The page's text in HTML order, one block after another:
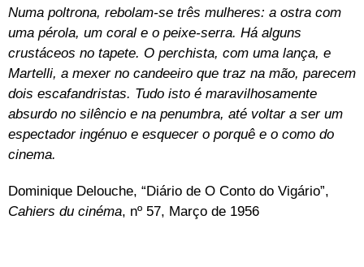
Numa poltrona, rebolam-se três mulheres: a ostra com
uma pérola, um coral e o peixe-serra. Há alguns
crustáceos no tapete. O perchista, com uma lança, e
Martelli, a mexer no candeeiro que traz na mão, parecem
dois escafandristas. Tudo isto é maravilhosamente
absurdo no silêncio e na penumbra, até voltar a ser um
espectador ingénuo e esquecer o porquê e o como do
cinema.
Dominique Delouche, “Diário de O Conto do Vigário”,
Cahiers du cinéma, nº 57, Março de 1956